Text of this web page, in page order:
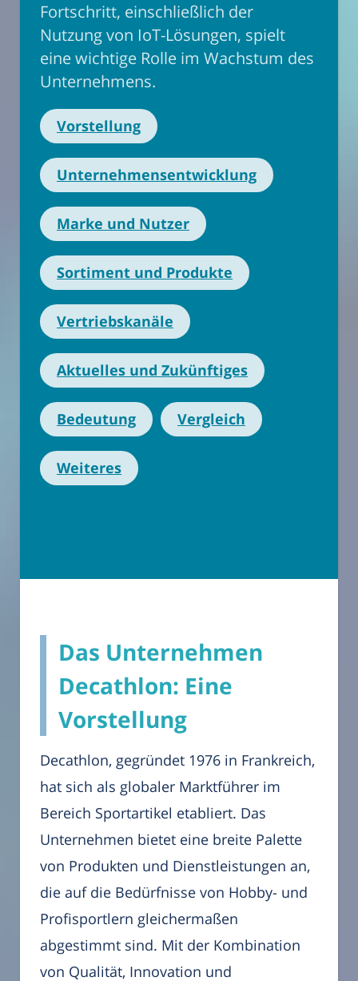
Fortschritt, einschließlich der
Nutzung von IoT-Lösungen, spielt
eine wichtige Rolle im Wachstum des
Unternehmens.
Vorstellung
Unternehmensentwicklung
Marke und Nutzer
Sortiment und Produkte
Vertriebskanäle
Aktuelles und Zukünftiges
Bedeutung Vergleich
Weiteres
Das Unternehmen
Decathlon: Eine
Vorstellung
Decathlon, gegründet 1976 in Frankreich,
hat sich als globaler Marktführer im
Bereich Sportartikel etabliert. Das
Unternehmen bietet eine breite Palette
von Produkten und Dienstleistungen an,
die auf die Bedürfnisse von Hobby- und
Profisportlern gleichermaßen
abgestimmt sind. Mit der Kombination
von Qualität, Innovation und